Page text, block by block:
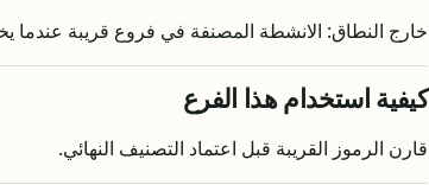
خارج النطاق: الانشطة المصنفة في فروع قريبة عندما
كيفية استخدام هذا الفرع
قارن الرموز القريبة قبل اعتماد التصنيف النهائي.